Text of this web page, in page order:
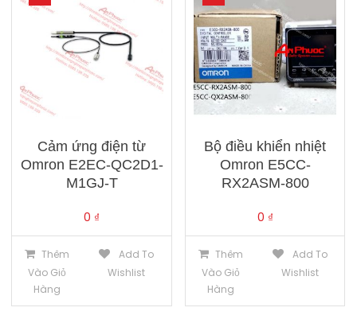
Cảm ứng điện từ
Omron E2EC-QC2D1-
M1GJ-T
0 ₫
Thêm
Vào Giỏ
Hàng
Add To
Wishlist
Bộ điều khiển nhiệt
Omron E5CC-
RX2ASM-800
0 ₫
Thêm
Vào Giỏ
Hàng
Add To
Wishlist